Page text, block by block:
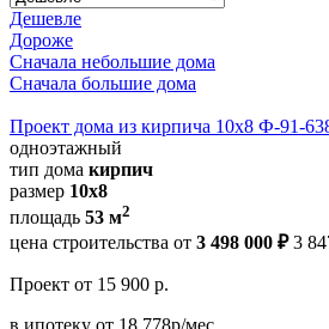
Дешевле
Дороже
Сначала небольшие дома
Сначала большие дома
Проект дома из кирпича 10х8 Ф-91-
одноэтажный
тип дома кирпич
размер 10x8
площадь 53 м2
цена строительства от 3 498 000 ₽ 3
Проект от 15 900 р.